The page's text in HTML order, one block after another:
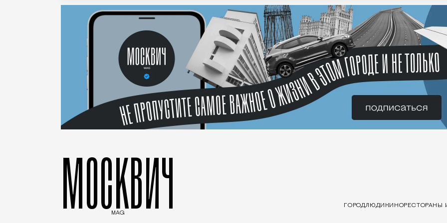
МОСКВИЧ
MAG
ГОРОДЛЮДИ КИНОРЕСТОРАНЫ